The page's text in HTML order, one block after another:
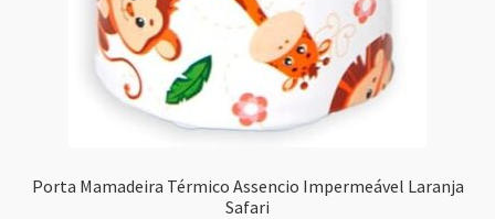
Porta Mamadeira Térmico Assencio Impermeável Laranja
Safari